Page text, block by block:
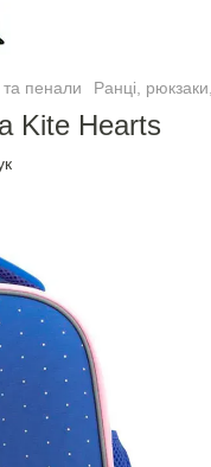
та пенали Ранці,
Kite Hearts